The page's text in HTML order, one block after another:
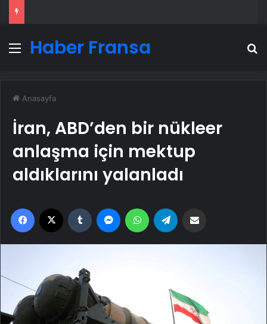
Menü
Haber Fransa
Anasayfa
İran, ABD’den bir nükleer
anlaşma için mektup
aldıklarını yalanladı
Facebook Tumblr MessengerWhatsApp